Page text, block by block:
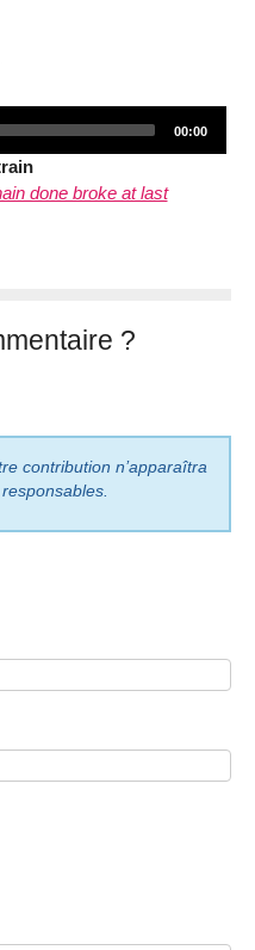
Total
00:00
done broke at last
?
contribution n’apparaîtra